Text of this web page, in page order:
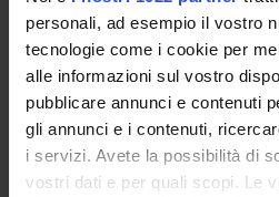
personali, ad esempio il vostro
tecnologie come i cookie per
alle informazioni sul vostro
pubblicare annunci e contenuti
gli annunci e i contenuti,
i servizi. Avete la possibilità di
vostri dati e per quali scopi. Le
Bernardo Dalla Bernardina
Mario Pezzotti
Full Professor